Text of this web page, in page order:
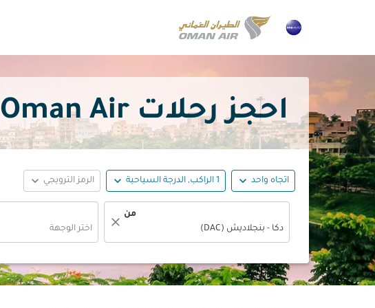
احجز رحلات Oman Air مخفَضة من دكا بسعر
اتجاه واحد expand_more 1 الراكب, الدرجة السياحية expand_more الرمز الترويجي expand_more
من
close